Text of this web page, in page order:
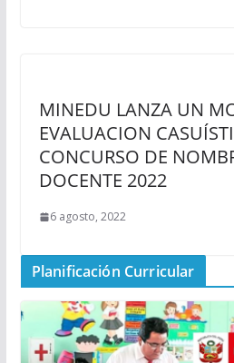
MINEDU LANZA UN
EVALUACION
CONCURSO DE
DOCENTE 2022
6 agosto, 2022
Planificación Curricular